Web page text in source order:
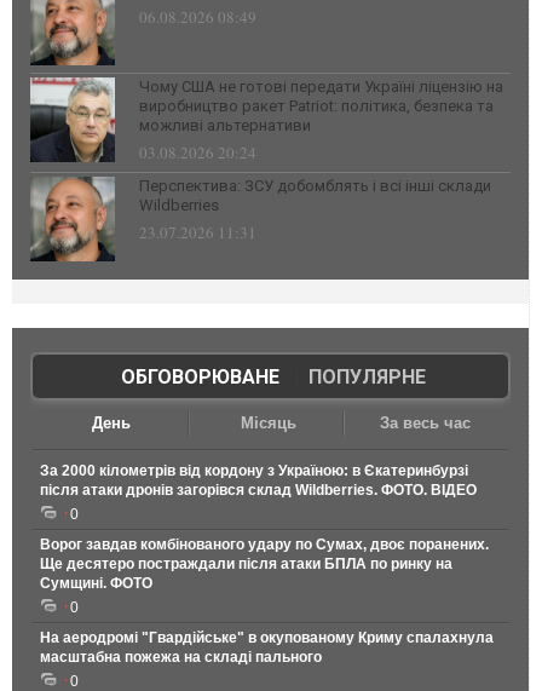
06.08.2026 08:49
Чому США не готові передати Україні ліцензію на
виробництво ракет Patriot: політика, безпека та
можливі альтернативи
03.08.2026 20:24
Перспектива: ЗСУ добомблять і всі інші склади
Wildberries
23.07.2026 11:31
ОБГОВОРЮВАНЕ| ПОПУЛЯРНЕ
День Місяць За весь час
За 2000 кілометрів від кордону з Україною: в Єкатеринбурзі
після атаки дронів загорівся склад Wildberries. ФОТО. ВІДЕО
0
Ворог завдав комбінованого удару по Сумах, двоє поранених.
Ще десятеро постраждали після атаки БПЛА по ринку на
Сумщині. ФОТО
0
На аеродромі "Гвардійське" в окупованому Криму спалахнула
масштабна пожежа на складі пального
0